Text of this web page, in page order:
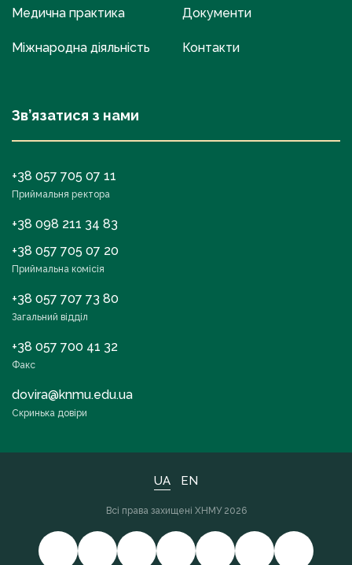
Медична практика
Міжнародна діяльність
Документи
Контакти
Зв’язатися з нами
+38 057 705 07 11
Приймальня ректора
+38 098 211 34 83
+38 057 705 07 20
Приймальна комісія
+38 057 707 73 80
Загальний відділ
+38 057 700 41 32
Факс
dovira@knmu.edu.ua
Скринька довіри
UA EN
Всі права захищені ХНМУ 2026